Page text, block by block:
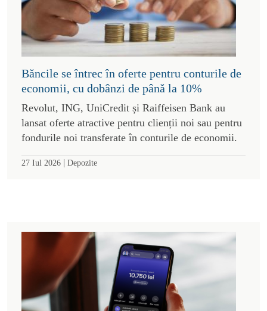
Băncile se întrec în oferte pentru conturile de
economii, cu dobânzi de până la 10%
Revolut, ING, UniCredit și Raiffeisen Bank au
lansat oferte atractive pentru clienții noi sau pentru
fondurile noi transferate în conturile de economii.
27 Iul 2026 | Depozite